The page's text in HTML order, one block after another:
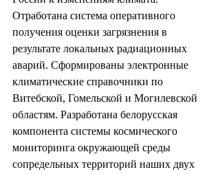
Отработана система оперативного
получения оценки загрязнения в
результате локальных радиационных
аварий. Сформированы электронные
климатические справочники по
Витебской, Гомельской и Могилевской
областям. Разработана белорусская
компонента системы космического
мониторинга окружающей среды
сопредельных территорий наших двух